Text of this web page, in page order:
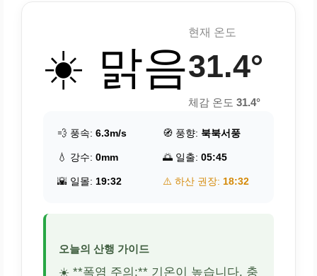
☀️ 맑음
현재 온도
31.4°
체감 온도 31.4°
💨 풍속: 6.3m/s 🧭 풍향: 북북서풍
💧 강수: 0mm 🌅 일출: 05:45
🌇 일몰: 19:32 ⚠️ 하산 권장: 18:32
오늘의 산행 가이드
☀️ **폭염 주의:** 기온이 높습니다. 충